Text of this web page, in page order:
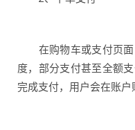
在购物车或支付页面
度，部分支付甚至全额
完成支付，用户会在账户